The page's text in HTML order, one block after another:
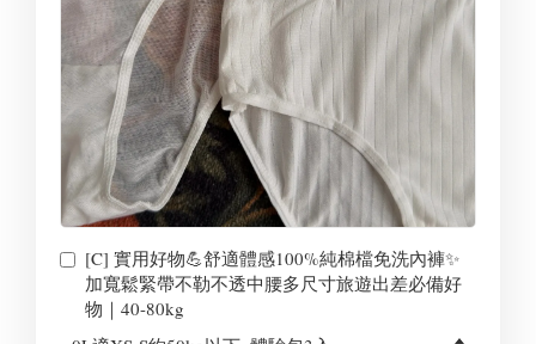
[C] 實用好物💪舒適體感100%純棉檔免洗內褲✨
加寬鬆緊帶不勒不透中腰多尺寸旅遊出差必備好
物｜40-80kg